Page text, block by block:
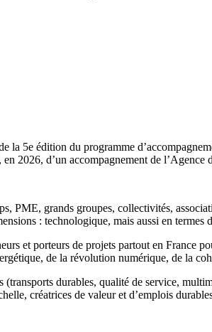
la 5e édition du programme
2026, d’un accompagnement de
PME, grands groupes, collectivités,
: technologique, mais aussi en termes
et porteurs de projets partout en France
de la révolution numérique, de la
durables, qualité de service,
créatrices de valeur et d’emplois